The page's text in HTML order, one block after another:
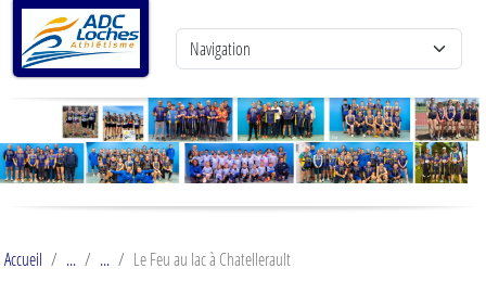
Accueil Le Feu au lac à Chatellerault
Panneau de gestion des cookies